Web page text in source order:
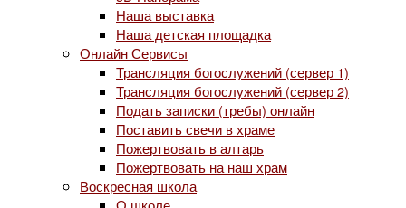
Наша выставка
Наша детская площадка
Онлайн Сервисы
Трансляция богослужений (сервер 1)
Трансляция богослужений (сервер 2)
Подать записки (требы) онлайн
Поставить свечи в храме
Пожертвовать в алтарь
Пожертвовать на наш храм
Воскресная школа